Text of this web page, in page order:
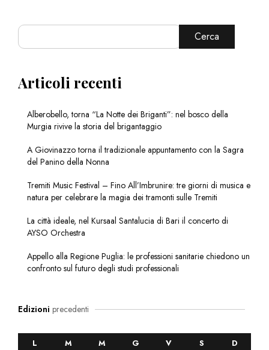
Cerca
Articoli recenti
Alberobello, torna “La Notte dei Briganti”: nel bosco della
Murgia rivive la storia del brigantaggio
A Giovinazzo torna il tradizionale appuntamento con la Sagra
del Panino della Nonna
Tremiti Music Festival – Fino All’Imbrunire: tre giorni di musica e
natura per celebrare la magia dei tramonti sulle Tremiti
La città ideale, nel Kursaal Santalucia di Bari il concerto di
AYSO Orchestra
Appello alla Regione Puglia: le professioni sanitarie chiedono un
confronto sul futuro degli studi professionali
Edizioni precedenti
L M M G V S
D